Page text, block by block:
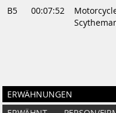
B5
00:07:52
ERWÄHNUNGEN